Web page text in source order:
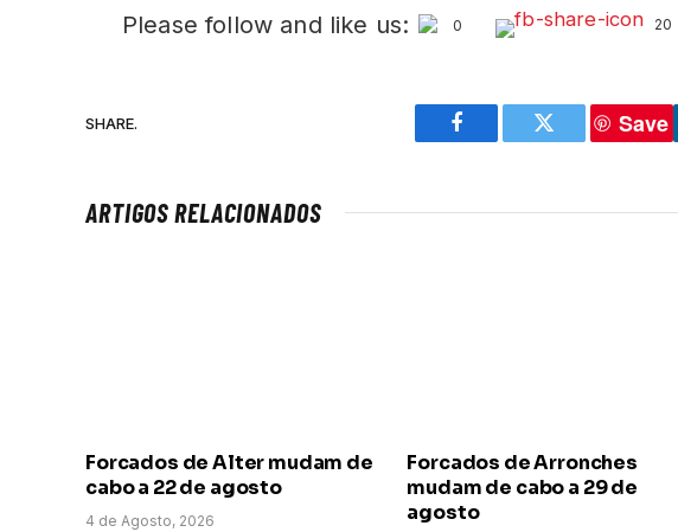
Please follow and like us: 0 20
SHARE.
Facebook Twitter
Save
ARTIGOS RELACIONADOS
Forcados de Alter mudam de
cabo a 22 de agosto
4 de Agosto, 2026
Forcados de Arronches
mudam de cabo a 29 de
agosto